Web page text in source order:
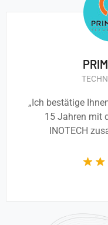
„Ich bestätige
15 Jahren mit
INOTECH